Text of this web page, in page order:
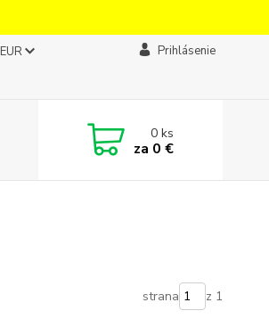
EUR Prihlásenie
0ks
za 0 €
strana z 1